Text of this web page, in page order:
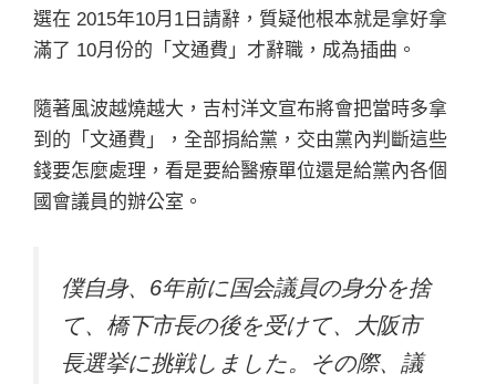
選在 2015年10月1日請辭，質疑他根本就是拿好拿
滿了 10月份的「文通費」才辭職，成為插曲。
隨著風波越燒越大，吉村洋文宣布將會把當時多拿
到的「文通費」，全部捐給黨，交由黨內判斷這些
錢要怎麼處理，看是要給醫療單位還是給黨內各個
國會議員的辦公室。
僕自身、6年前に国会議員の身分を捨
て、橋下市長の後を受けて、大阪市
長選挙に挑戦しました。その際、議